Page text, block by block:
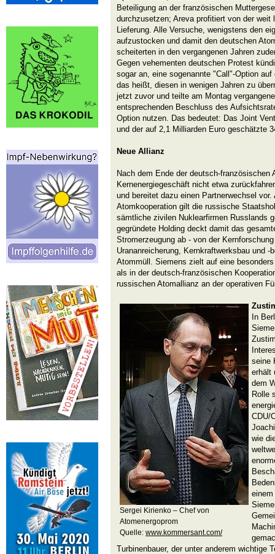
Beteiligung an der französischen
durchzusetzen; Areva profitiert von der weit
Lieferung. Alle Versuche, wenigstens den
aufzustocken und damit den deutschen
scheiterten in den vergangenen Jahren
Gegen vehementen deutschen Protest
sogar an, eine sogenannte "Call"-Option
das heißt, diesen in wenigen Jahren zu
jetzt zuvor und teilte am Montag
entsprechenden Beschluss des
Option nutzen. Das bedeutet: Das Joint
und der auf 2,1 Milliarden Euro geschätzte
Neue Allianz
Nach dem Ende der deutsch-französischen
Kernenergiegeschäft nicht etwa
und bereitet dazu einen Partnerwechsel
Atomkooperation gilt die russische
sämtliche zivilen Nuklearfirmen Russlands
gegründete Holding deckt damit das
Stromerzeugung ab - von der
Urananreicherung, Kernkraftwerksbau und -
Atommüll. Siemens zielt auf eine
als in der deutsch-französischen
russischen Atomallianz an der operativen
Sergei Kirienko – Chef von
Atomenergoprom
Quelle: www.kommersant.com/
In
seine
erhält
dem
Rolle
CDU/
wie
Turbinenbauer, der unter anderem wichtige